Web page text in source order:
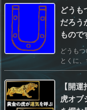
どうも
だろう
もので
どうも
とくに
【開
虎オブ